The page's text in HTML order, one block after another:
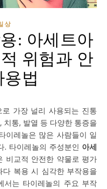
상
: 아세트아
위험과 안
용법
가장 널리 사용되는 진통
통, 발열 등 다양한 통증을
이레놀은 많은 사람들이 일
. 타이레놀의 주성분인 아세
비교적 안전한 약물로 평가
복용 시 심각한 부작용을
서는 타이레놀의 주요 부작